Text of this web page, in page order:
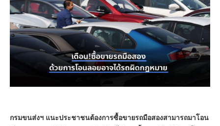
กรมขนส่งฯ แนะประชาชนต้องการซื้อขายรถมือสองสามารถมาโอน